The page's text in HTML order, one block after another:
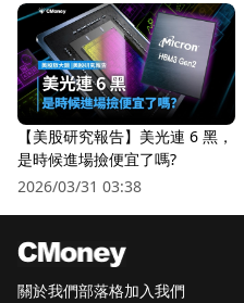
【美股研究報告】美光連 6 黑，
是時候進場撿便宜了嗎?
2026/03/31 03:38
關於我們部落格加入我們